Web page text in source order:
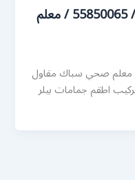
هاتف فني صحي الشاليهات / 55850065 / معلم
معلم صحي سباك مقاول
اطقم جمامات بيلر